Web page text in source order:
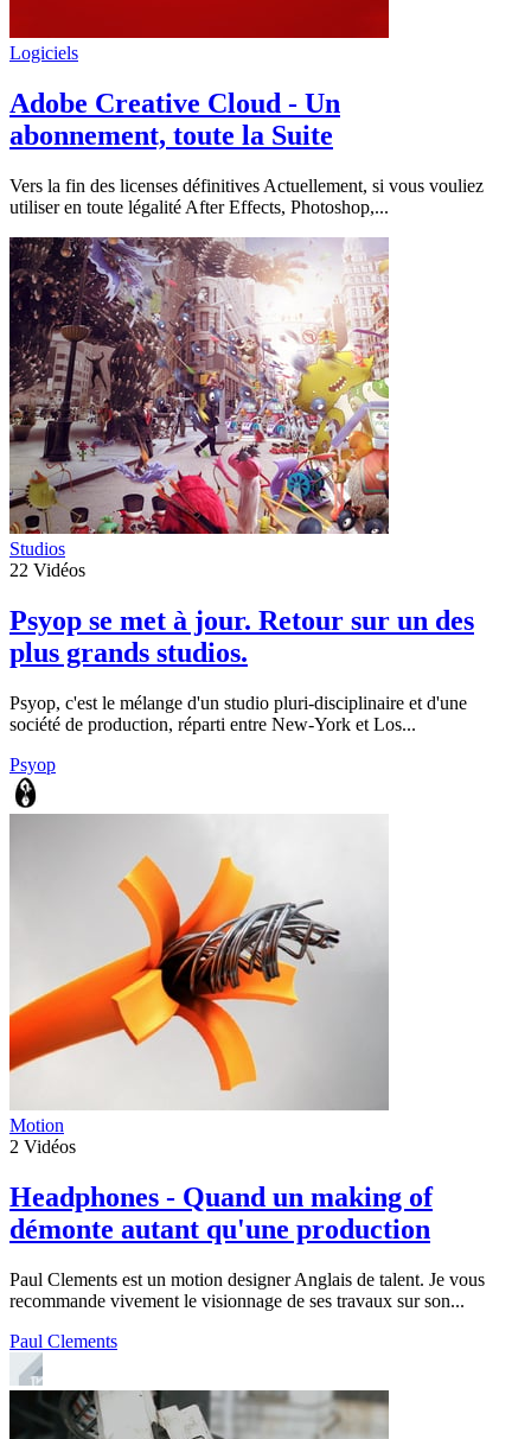
Logiciels
Adobe Creative Cloud - Un
abonnement, toute la Suite
Vers la fin des licenses définitives Actuellement, si vous vouliez
utiliser en toute légalité After Effects, Photoshop,...
Studios
22 Vidéos
Psyop se met à jour. Retour sur un des
plus grands studios.
Psyop, c'est le mélange d'un studio pluri-disciplinaire et d'une
société de production, réparti entre New-York et Los...
Psyop
Motion
2 Vidéos
Headphones - Quand un making of
démonte autant qu'une production
Paul Clements est un motion designer Anglais de talent. Je vous
recommande vivement le visionnage de ses travaux sur son...
Paul Clements